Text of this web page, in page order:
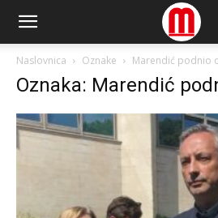
Naslovnica Oznake Marendić podnio
Oznaka: Marendić